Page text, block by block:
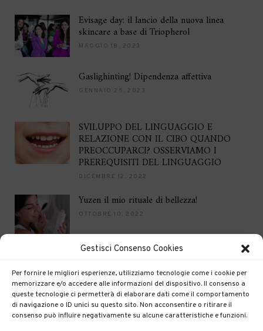
Gestisci Consenso Cookies
Per fornire le migliori esperienze, utilizziamo tecnologie come i cookie per
memorizzare e/o accedere alle informazioni del dispositivo. Il consenso a
queste tecnologie ci permetterà di elaborare dati come il comportamento
di navigazione o ID unici su questo sito. Non acconsentire o ritirare il
consenso può influire negativamente su alcune caratteristiche e funzioni.
Evisage day: il lancio della nuova linea
skincare a base di Triopherol
MAGGIO 18, 2023
Gaslighinting! Dipendenza affettiva
GENNAIO 25, 2023
SVILUPPO DEL LINGUAGGIO E
RELAZIONE CON IL CIBO QUANDO
PREOCCUPARCI? OSSERVIAMO I
PREREQUISITI DEL LINGUAGGIO
DICEMBRE 12, 2022
Yuzen il mio rituale di bellezza!
OTTOBRE 10, 2022
DICEMBRE 16, 2021